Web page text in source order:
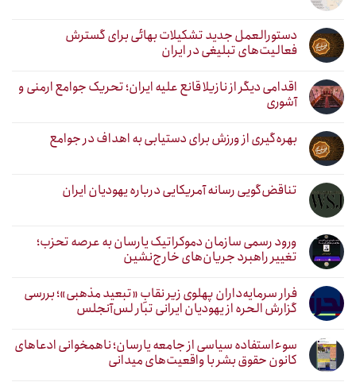
دستورالعمل جدید تشکیلات بهائی برای گسترش
فعالیت‌های تبلیغی در ایران
اقدامی دیگر از نازیلا قانع علیه ایران؛ تحریک جوامع ارمنی و
آشوری
بهره‌گیری از ورزش برای دستیابی به اهداف در جوامع
تناقض‌گویی رسانه آمریکایی درباره یهودیان ایران
ورود رسمی سازمان دموکراتیک یارسان به عرصه تحزب؛
تغییر راهبرد جریان‌های خارج‌نشین
فرار سرمایه‌داران پهلوی زیر نقابِ «تبعید مذهبی»؛ بررسی
گزارش الحره از یهودیان ایرانی تبار لس‌آنجلس
سوءاستفاده سیاسی از جامعه یارسان؛ ناهمخوانی ادعاهای
کانون حقوق بشر با واقعیت‌های میدانی